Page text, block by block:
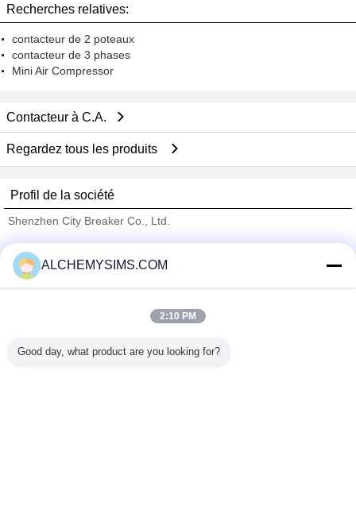
Recherches relatives:
contacteur de 2 poteaux
contacteur de 3 phases
Mini Air Compressor
Contacteur à C.A.
Regardez tous les produits
Profil de la société
Shenzhen City Breaker Co., Ltd.
Trust Seal
Verified Suplier
Tous les produits
ALCHEMYSIMS.COM
2:10 PM
Good day, what product are you looking for?